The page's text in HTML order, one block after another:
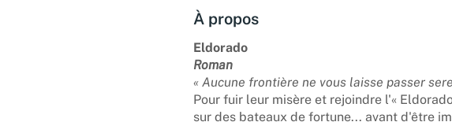
À propos
Eldorado
Roman
« Aucune frontière ne vous laisse passer
Pour fuir leur misère et rejoindre l'«
sur des bateaux de fortune... avant d'être